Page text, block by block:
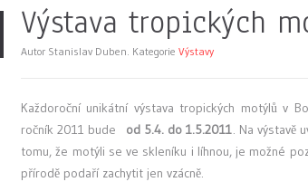
Výstava tropických
Autor Stanislav Duben. Kategorie Výstavy
Každoroční unikátní výstava tropických motýlů v
ročník 2011 bude od 5.4. do 1.5.2011. Na výstavě
tomu, že motýli se ve skleníku i líhnou, je možné
přírodě podaří zachytit jen vzácně.